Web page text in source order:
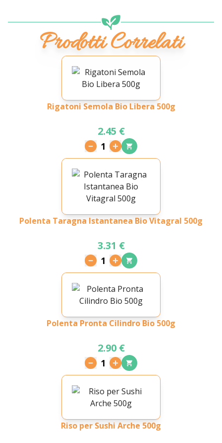
Prodotti Correlati
Rigatoni Semola Bio Libera 500g
2.45 €
1
Polenta Taragna Istantanea Bio Vitagral 500g
3.31 €
1
Polenta Pronta Cilindro Bio 500g
2.90 €
1
Riso per Sushi Arche 500g